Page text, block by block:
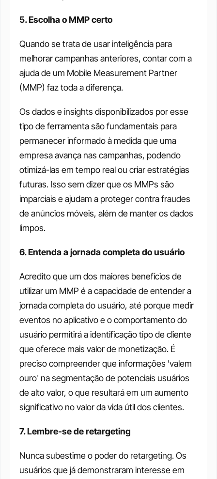
5. Escolha o MMP certo
Quando se trata de usar inteligência para
melhorar campanhas anteriores, contar com a
ajuda de um Mobile Measurement Partner
(MMP) faz toda a diferença.
Os dados e insights disponibilizados por esse
tipo de ferramenta são fundamentais para
permanecer informado à medida que uma
empresa avança nas campanhas, podendo
otimizá-las em tempo real ou criar estratégias
futuras. Isso sem dizer que os MMPs são
imparciais e ajudam a proteger contra fraudes
de anúncios móveis, além de manter os dados
limpos.
6. Entenda a jornada completa do usuário
Acredito que um dos maiores benefícios de
utilizar um MMP é a capacidade de entender a
jornada completa do usuário, até porque medir
eventos no aplicativo e o comportamento do
usuário permitirá a identificação tipo de cliente
que oferece mais valor de monetização. É
preciso compreender que informações 'valem
ouro' na segmentação de potenciais usuários
de alto valor, o que resultará em um aumento
significativo no valor da vida útil dos clientes.
7. Lembre-se de retargeting
Nunca subestime o poder do retargeting. Os
usuários que já demonstraram interesse em